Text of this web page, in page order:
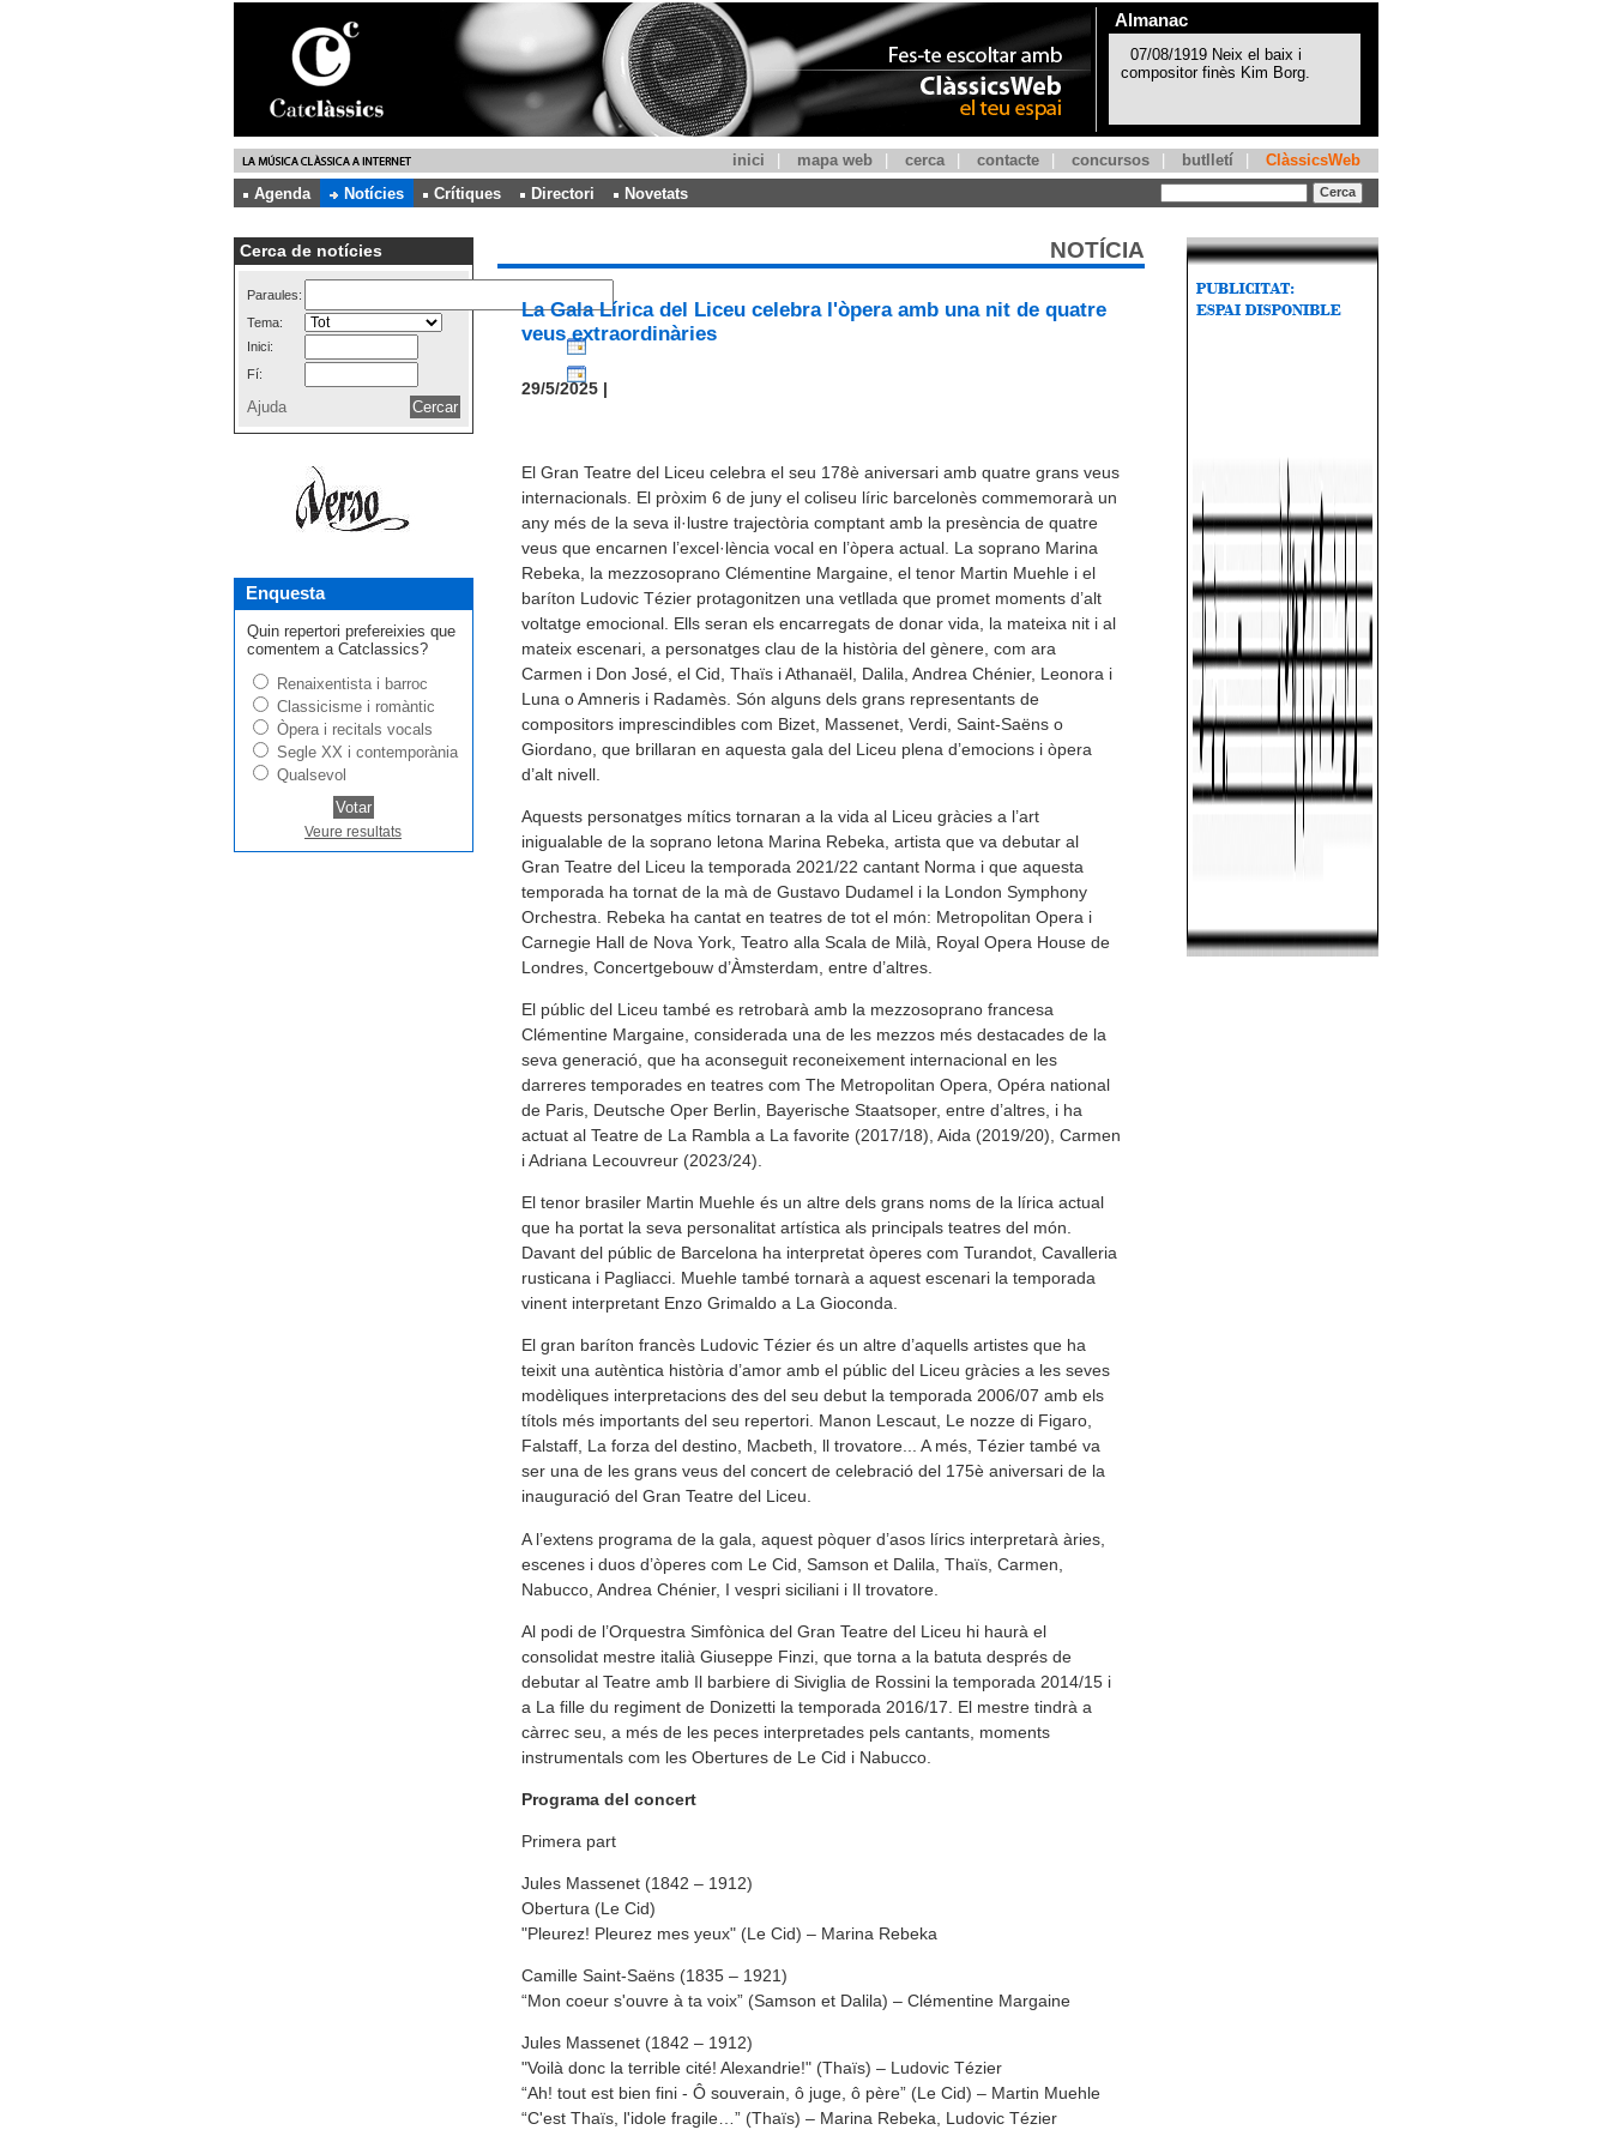
Almanac
inici mapa web cerca contacte concursos butlletí
ClàssicsWeb
Agenda
Notícies Crítiques Directori Novetats
Cerca de notícies
Paraules:
Tema:
Inici:
Fí:
Ajuda
Enquesta
Quin repertori prefereixies que
comentem a Catclassics?
Renaixentista i barroc
Classicisme i romàntic
Òpera i recitals vocals
Segle XX i contemporània
Qualsevol
Veure resultats
NOTÍCIA
La Gala Lírica del Liceu celebra l'òpera amb una nit de quatre
veus extraordinàries
29/5/2025 |
El Gran Teatre del Liceu celebra el seu 178è aniversari amb quatre grans veus
internacionals. El pròxim 6 de juny el coliseu líric barcelonès commemorarà un
any més de la seva il·lustre trajectòria comptant amb la presència de quatre
veus que encarnen l’excel·lència vocal en l’òpera actual. La soprano Marina
Rebeka, la mezzosoprano Clémentine Margaine, el tenor Martin Muehle i el
baríton Ludovic Tézier protagonitzen una vetllada que promet moments d’alt
voltatge emocional. Ells seran els encarregats de donar vida, la mateixa nit i al
mateix escenari, a personatges clau de la història del gènere, com ara
Carmen i Don José, el Cid, Thaïs i Athanaël, Dalila, Andrea Chénier, Leonora i
Luna o Amneris i Radamès. Són alguns dels grans representants de
compositors imprescindibles com Bizet, Massenet, Verdi, Saint-Saëns o
Giordano, que brillaran en aquesta gala del Liceu plena d’emocions i òpera
d’alt nivell.
Aquests personatges mítics tornaran a la vida al Liceu gràcies a l’art
inigualable de la soprano letona Marina Rebeka, artista que va debutar al
Gran Teatre del Liceu la temporada 2021/22 cantant Norma i que aquesta
temporada ha tornat de la mà de Gustavo Dudamel i la London Symphony
Orchestra. Rebeka ha cantat en teatres de tot el món: Metropolitan Opera i
Carnegie Hall de Nova York, Teatro alla Scala de Milà, Royal Opera House de
Londres, Concertgebouw d’Àmsterdam, entre d’altres.
El públic del Liceu també es retrobarà amb la mezzosoprano francesa
Clémentine Margaine, considerada una de les mezzos més destacades de la
seva generació, que ha aconseguit reconeixement internacional en les
darreres temporades en teatres com The Metropolitan Opera, Opéra national
de Paris, Deutsche Oper Berlin, Bayerische Staatsoper, entre d’altres, i ha
actuat al Teatre de La Rambla a La favorite (2017/18), Aida (2019/20), Carmen
i Adriana Lecouvreur (2023/24).
El tenor brasiler Martin Muehle és un altre dels grans noms de la lírica actual
que ha portat la seva personalitat artística als principals teatres del món.
Davant del públic de Barcelona ha interpretat òperes com Turandot, Cavalleria
rusticana i Pagliacci. Muehle també tornarà a aquest escenari la temporada
vinent interpretant Enzo Grimaldo a La Gioconda.
El gran baríton francès Ludovic Tézier és un altre d’aquells artistes que ha
teixit una autèntica història d’amor amb el públic del Liceu gràcies a les seves
modèliques interpretacions des del seu debut la temporada 2006/07 amb els
títols més importants del seu repertori. Manon Lescaut, Le nozze di Figaro,
Falstaff, La forza del destino, Macbeth, ll trovatore... A més, Tézier també va
ser una de les grans veus del concert de celebració del 175è aniversari de la
inauguració del Gran Teatre del Liceu.
A l’extens programa de la gala, aquest pòquer d’asos lírics interpretarà àries,
escenes i duos d’òperes com Le Cid, Samson et Dalila, Thaïs, Carmen,
Nabucco, Andrea Chénier, I vespri siciliani i Il trovatore.
Al podi de l’Orquestra Simfònica del Gran Teatre del Liceu hi haurà el
consolidat mestre italià Giuseppe Finzi, que torna a la batuta després de
debutar al Teatre amb Il barbiere di Siviglia de Rossini la temporada 2014/15 i
a La fille du regiment de Donizetti la temporada 2016/17. El mestre tindrà a
càrrec seu, a més de les peces interpretades pels cantants, moments
instrumentals com les Obertures de Le Cid i Nabucco.
Programa del concert
Primera part
Jules Massenet (1842 – 1912)
Obertura (Le Cid)
"Pleurez! Pleurez mes yeux" (Le Cid) – Marina Rebeka
Camille Saint-Saëns (1835 – 1921)
“Mon coeur s'ouvre à ta voix” (Samson et Dalila) – Clémentine Margaine
Jules Massenet (1842 – 1912)
"Voilà donc la terrible cité! Alexandrie!" (Thaïs) – Ludovic Tézier
“Ah! tout est bien fini - Ô souverain, ô juge, ô père” (Le Cid) – Martin Muehle
“C'est Thaïs, l'idole fragile…” (Thaïs) – Marina Rebeka, Ludovic Tézier